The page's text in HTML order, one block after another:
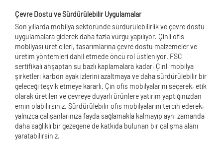
Çevre Dostu ve Sürdürülebilir Uygulamalar
Son yıllarda mobilya sektöründe sürdürülebilirlik ve çevre dostu
uygulamalara giderek daha fazla vurgu yapılıyor. Çinli ofis
mobilyası üreticileri, tasarımlarına çevre dostu malzemeler ve
üretim yöntemleri dahil etmede öncü rol üstleniyor. FSC
sertifikalı ahşaptan su bazlı kaplamalara kadar, Çinli mobilya
şirketleri karbon ayak izlerini azaltmaya ve daha sürdürülebilir bir
geleceği teşvik etmeye kararlı. Çin ofis mobilyalarını seçerek, etik
olarak üretilen ve çevreye duyarlı ürünlere yatırım yaptığınızdan
emin olabilirsiniz. Sürdürülebilir ofis mobilyalarını tercih ederek,
yalnızca çalışanlarınıza fayda sağlamakla kalmayıp aynı zamanda
daha sağlıklı bir gezegene de katkıda bulunan bir çalışma alanı
yaratabilirsiniz.